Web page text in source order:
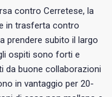
contro Cerretese, la
in trasferta contro
prendere subito il largo
ospiti sono forti e
da buone collaborazioni
in vantaggio per 20-